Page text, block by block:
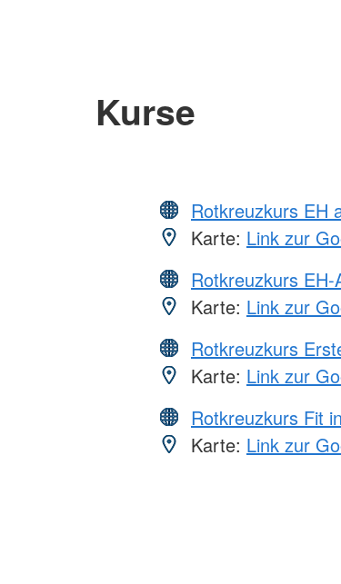
Kurse
Rotkreuzkurs EH
Karte: Link zur
Rotkreuzkurs
Karte: Link zur
Rotkreuzkurs
Karte: Link zur
Rotkreuzkurs Fit
Karte: Link zur